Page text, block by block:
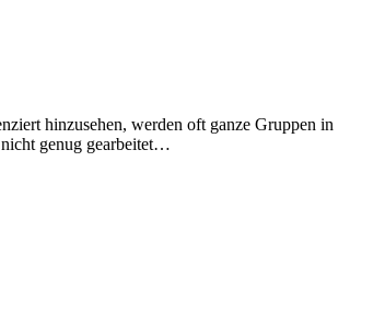
hinzusehen, werden oft ganze Gruppen in
genug gearbeitet…